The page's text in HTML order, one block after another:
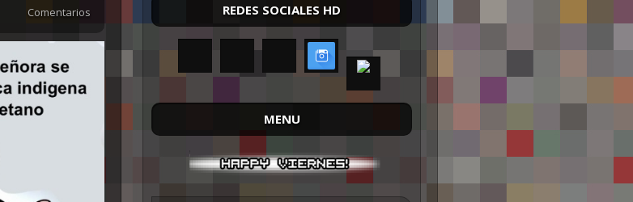
Comentarios REDES SOCIALES HD
MENU